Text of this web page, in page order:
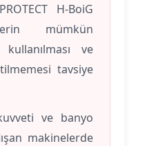
H-BoiG
mümkün
ve
tavsiye
ve banyo
makinelerde